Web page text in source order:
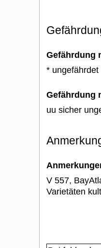
Gefährdung
* ungefährdet
Gefährdung
uu sicher
V 557,
Varietäten